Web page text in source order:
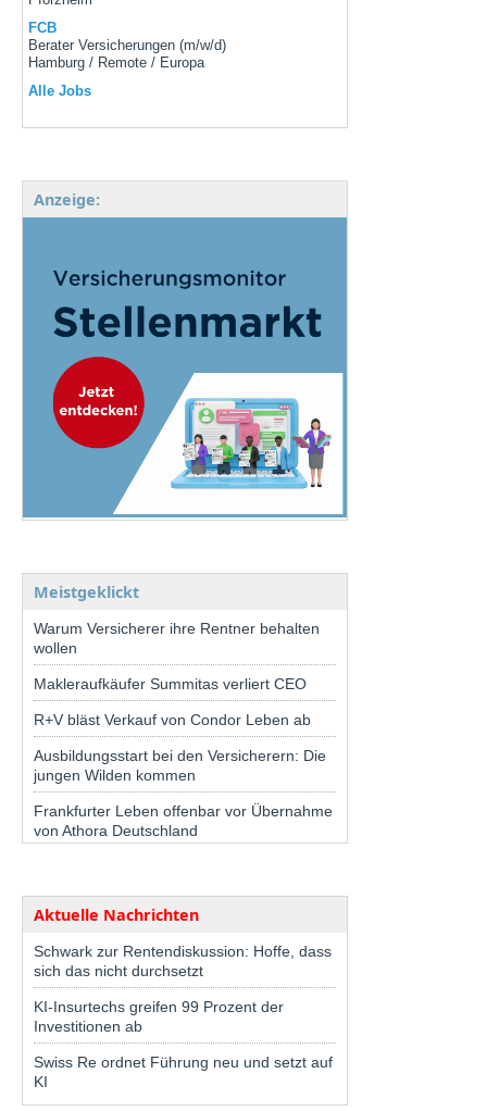
FCB
Berater Versicherungen (m/w/d)
Hamburg / Remote / Europa
Alle Jobs
Anzeige:
Meistgeklickt
Warum Versicherer ihre Rentner behalten
wollen
Makleraufkäufer Summitas verliert CEO
R+V bläst Verkauf von Condor Leben ab
Ausbildungsstart bei den Versicherern: Die
jungen Wilden kommen
Frankfurter Leben offenbar vor Übernahme
von Athora Deutschland
Aktuelle Nachrichten
Schwark zur Rentendiskussion: Hoffe, dass
sich das nicht durchsetzt
KI-Insurtechs greifen 99 Prozent der
Investitionen ab
Swiss Re ordnet Führung neu und setzt auf
KI